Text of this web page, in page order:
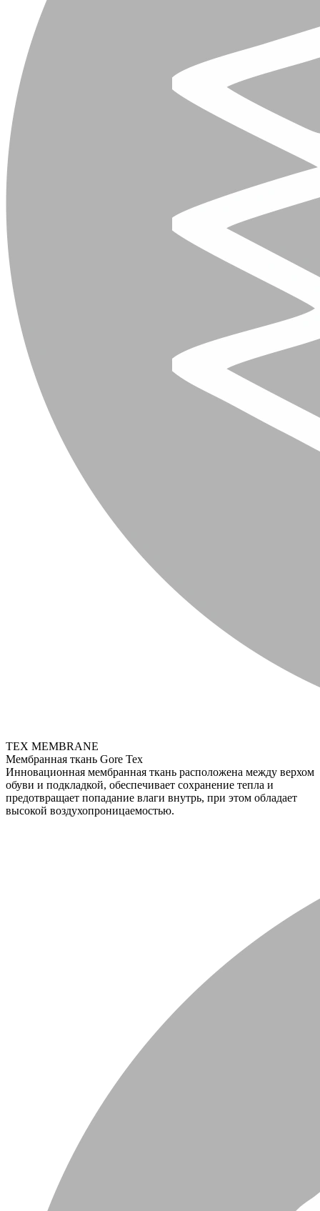
TEX MEMBRANE
Мембранная ткань Gore Tex
Инновационная мембранная ткань расположена между верхом
обуви и подкладкой, обеспечивает сохранение тепла и
предотвращает попадание влаги внутрь, при этом обладает
высокой воздухопроницаемостью.